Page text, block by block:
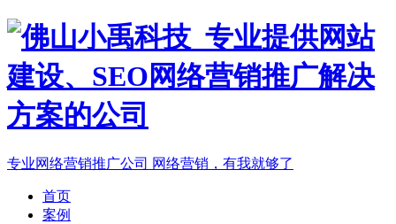
专业网络营销推广公司 网络营销，有我就够了
首页
案例